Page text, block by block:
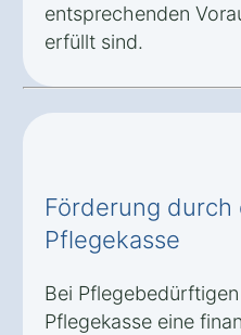
entsprechenden
erfüllt sind.
Förderung durch
Pflegekasse
Bei
Pflegekasse eine